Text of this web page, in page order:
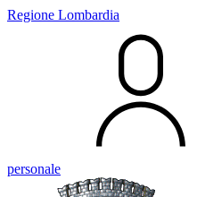
Regione Lombardia
personale